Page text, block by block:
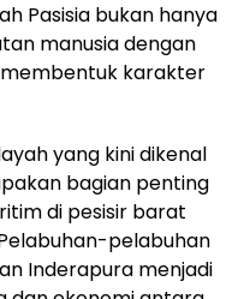
Pasisia bukan hanya
manusia dengan
karakter
yang kini dikenal
bagian penting
di pesisir barat
pelabuhan
Inderapura menjadi